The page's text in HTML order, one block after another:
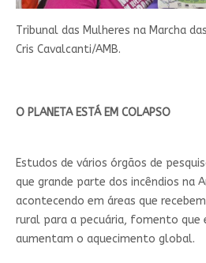
Tribunal das Mulheres na Marcha
Cris Cavalcanti/AMB.
O PLANETA ESTÁ EM COLAPSO
Estudos de vários órgãos de
que grande parte dos incêndios na
acontecendo em áreas que
rural para a pecuária, fomento que
aumentam o aquecimento global.